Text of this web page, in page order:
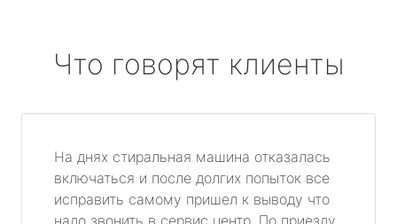
Что говорят клиенты
На днях стиральная машина отказалась
включаться и после долгих попыток все
исправить самому пришел к выводу что
надо звонить в сервис центр. По приезду